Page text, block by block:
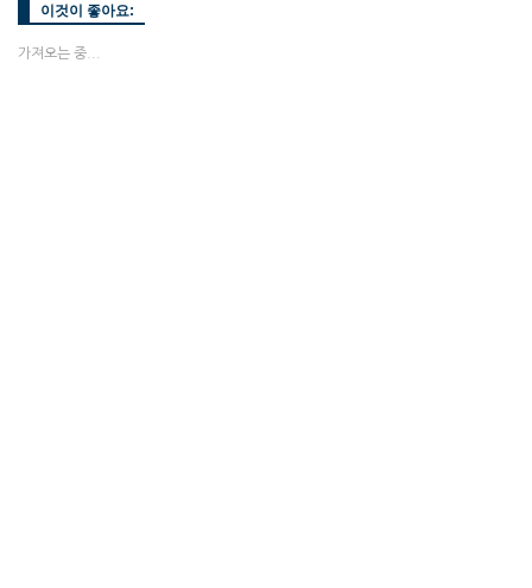
이것이 좋아요:
가져오는 중...